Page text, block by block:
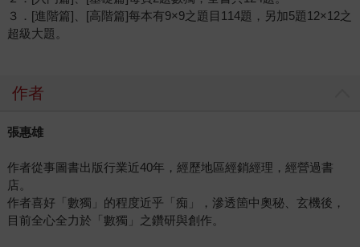
３．[進階篇]、[高階篇]每本有9×9之題目114題，另加5題12×12之
超級大題。
作者
張惠雄
作者從事圖書出版行業近40年，經歷地區經銷經理，經營過書
店。
作者喜好「數獨」的程度近乎「痴」，滲透箇中奧秘、玄機後，
目前全心全力於「數獨」之鑽研與創作。